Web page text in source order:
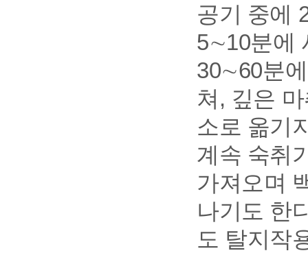
공기 중에
5∼10분에
30∼60분
쳐, 깊은
소로 옮기
계속 숙취
가져오며
나기도 한
도 탈지작